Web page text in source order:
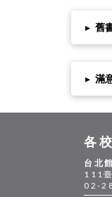
▸ 舊
▸ 滿
各
台北
111
02-